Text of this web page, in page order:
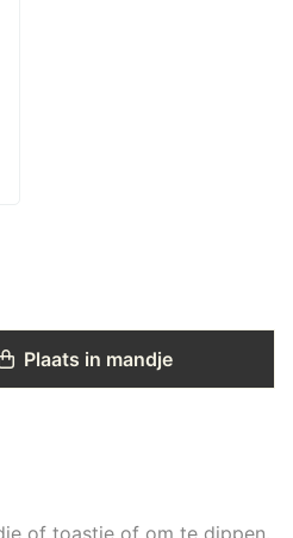
of toastje of om te dippen.
Plaats in mandje